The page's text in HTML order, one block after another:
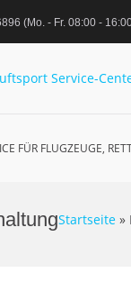
(Mo. - Fr. 08:00 -
FÜR FLUGZEUGE,
Startseite »